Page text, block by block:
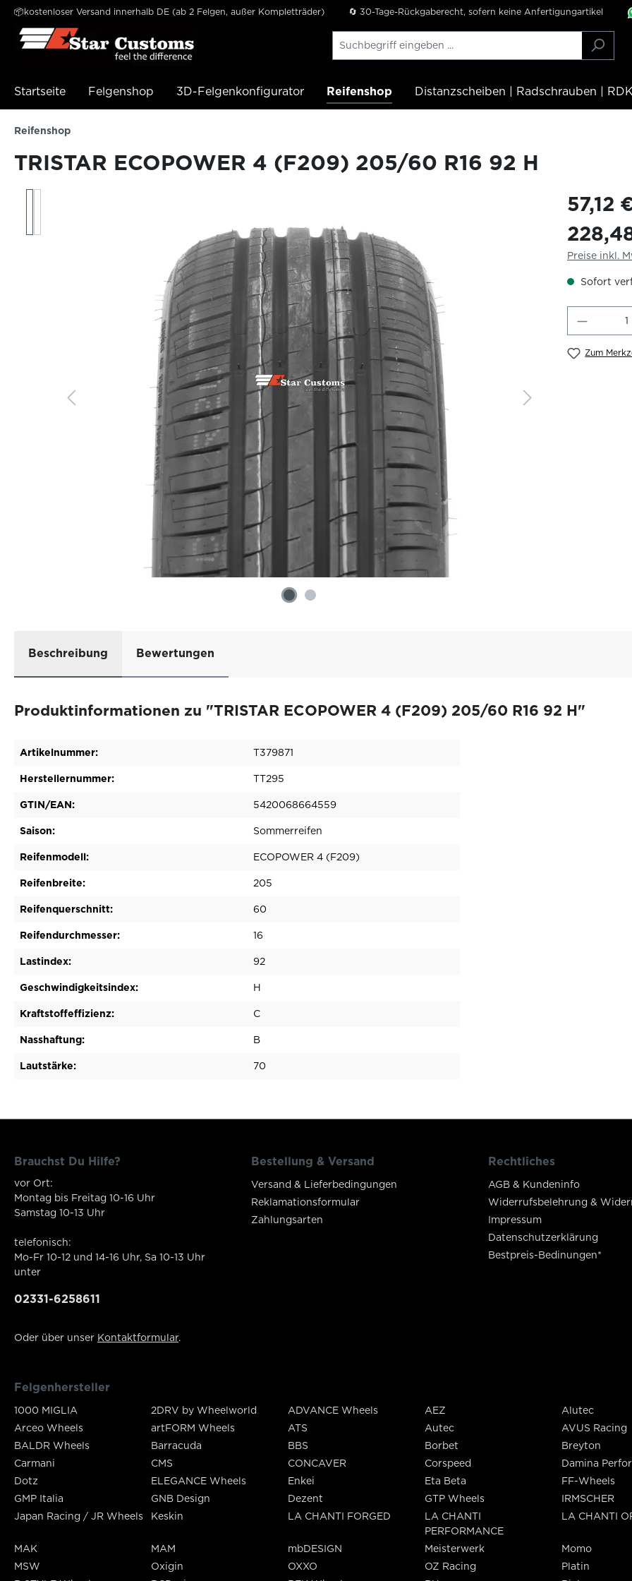
springen Zur Hauptnavigation springen
📦kostenloser Versand innerhalb DE (ab 2 Felgen, außer Kompletträder) 🔄 30-Tage-Rückgaberecht, sofern keine Anfertigungartikel
Startseite Felgenshop 3D-Felgenkonfigurator Reifenshop Distanzscheiben | Radschrauben |
Reifenshop
TRISTAR ECOPOWER 4 (F209) 205/60 R16 92 H
57,12
Preise inkl.
Sofort
Zum
Beschreibung Bewertungen
Produktinformationen zu "TRISTAR ECOPOWER 4 (F209) 205/60 R16 92 H"
Artikelnummer: T379871
Herstellernummer: TT295
GTIN/EAN: 5420068664559
Saison: Sommerreifen
Reifenmodell: ECOPOWER 4 (F209)
Reifenbreite: 205
Reifenquerschnitt: 60
Reifendurchmesser: 16
Lastindex: 92
Geschwindigkeitsindex: H
Kraftstoffeffizienz: C
Nasshaftung: B
Lautstärke: 70
Brauchst Du Hilfe?
vor Ort:
Montag bis Freitag 10-16 Uhr
Samstag 10-13 Uhr
telefonisch:
Mo-Fr 10-12 und 14-16 Uhr, Sa 10-13 Uhr
unter
02331-6258611
Oder über unser Kontaktformular.
Bestellung & Versand
Versand & Lieferbedingungen
Reklamationsformular
Zahlungsarten
Rechtliches
AGB & Kundeninfo
Widerrufsbelehrung &
Impressum
Datenschutzerklärung
Bestpreis-Bedinungen*
Felgenhersteller
1000 MIGLIA 2DRV by Wheelworld ADVANCE Wheels AEZ Alutec
Arceo Wheels
artFORM Wheels ATS Autec AVUS Racing
BALDR Wheels
Barracuda BBS Borbet Breyton
Carmani
CMS CONCAVER Corspeed Damina
Dotz
ELEGANCE Wheels Enkei Eta Beta FF-Wheels
GMP Italia
GNB Design Dezent GTP Wheels IRMSCHER
Japan Racing / JR Wheels
Keskin LA CHANTI FORGED
LA CHANTI
PERFORMANCE
LA CHANTI
MAK MAM mbDESIGN Meisterwerk Momo
MSW
Oxigin OXXO OZ Racing Platin